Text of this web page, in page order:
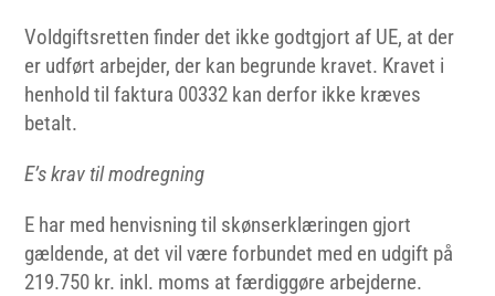
Voldgiftsretten finder det ikke godtgjort af UE, at der
er udført arbejder, der kan begrunde kravet. Kravet i
henhold til faktura 00332 kan derfor ikke kræves
betalt.
E’skrav til modregning
E har med henvisning til skønserklæringen gjort
gældende, at det vil være forbundet med en udgift på
219.750 kr. inkl. moms at færdiggøre arbejderne.